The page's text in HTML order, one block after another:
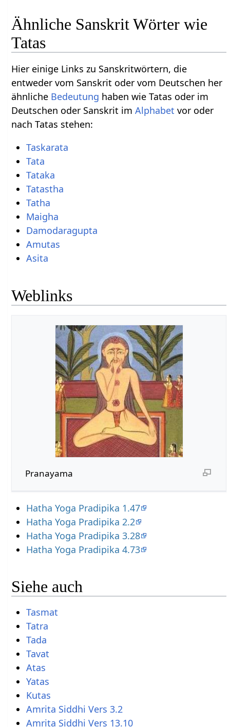
Ähnliche Sanskrit Wörter wie
Tatas
Hier einige Links zu Sanskritwörtern, die
entweder vom Sanskrit oder vom Deutschen her
ähnliche Bedeutung haben wie Tatas oder im
Deutschen oder Sanskrit imAlphabet vor oder
nach Tatas stehen:
Taskarata
Tata
Tataka
Tatastha
Tatha
Maigha
Damodaragupta
Amutas
Asita
Weblinks
Pranayama
Hatha Yoga Pradipika 1.47
Hatha Yoga Pradipika 2.2
Hatha Yoga Pradipika 3.28
Hatha Yoga Pradipika 4.73
Siehe auch
Tasmat
Tatra
Tada
Tavat
Atas
Yatas
Kutas
Amrita Siddhi Vers 3.2
Amrita Siddhi Vers 13.10